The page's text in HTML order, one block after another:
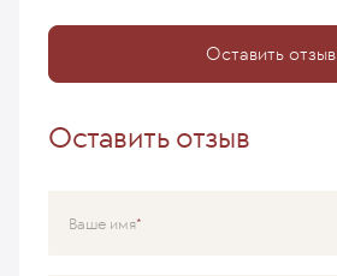
Оставить отзыв
Оставить отзыв
Ваше имя